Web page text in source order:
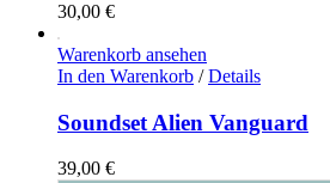
30,00 €
Warenkorb ansehen
In den Warenkorb / Details
Soundset Alien Vanguard
39,00 €